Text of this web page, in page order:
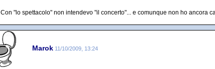
Con "lo spettacolo" non intendevo "il concerto"... e comunque non ho ancora
Marok 11/10/2009, 13:24